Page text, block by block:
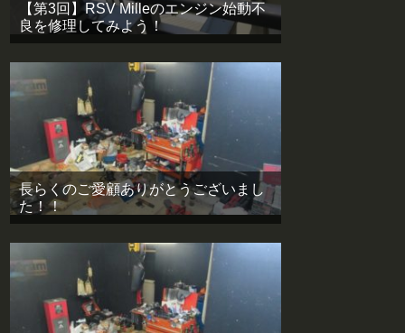
【第3回】RSV Milleのエンジン始動不
良を修理してみよう！
長らくのご愛顧ありがとうございまし
た！！